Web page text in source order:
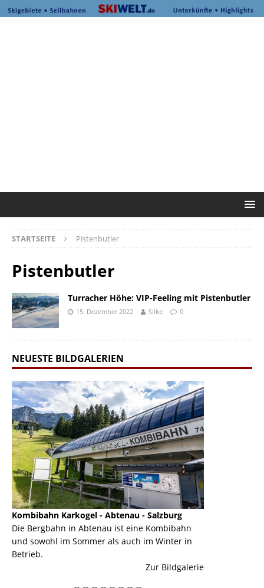
STARTSEITE Pistenbutler
Pistenbutler
Turracher Höhe: VIP-Feeling mit Pistenbutler
15. Dezember 2022 Silke 0
NEUESTE BILDGALERIEN
Kombibahn Karkogel - Abtenau - Salzburg
Die Bergbahn in Abtenau ist eine Kombibahn
und sowohl im Sommer als auch im Winter in
Betrieb.
Zur Bildgalerie